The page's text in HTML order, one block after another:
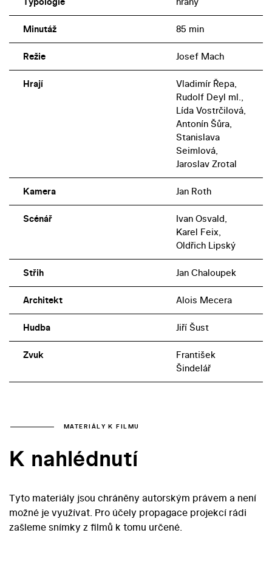
Minutáž 85 min
Režie Josef Mach
Hrají
Vladimír Řepa,
Rudolf Deyl ml.,
Lída Vostrčilová,
Antonín Šůra,
Stanislava
Seimlová,
Jaroslav Zrotal
Kamera Jan Roth
Scénář
Ivan Osvald,
Karel Feix,
Oldřich Lipský
Střih Jan Chaloupek
Architekt Alois Mecera
Hudba Jiří Šust
Zvuk
František
Šindelář
MATERIÁLY K FILMU
K nahlédnutí
Tyto materiály jsou chráněny autorským právem a není
možné je využívat. Pro účely propagace projekcí rádi
zašleme snímky z filmů k tomu určené.